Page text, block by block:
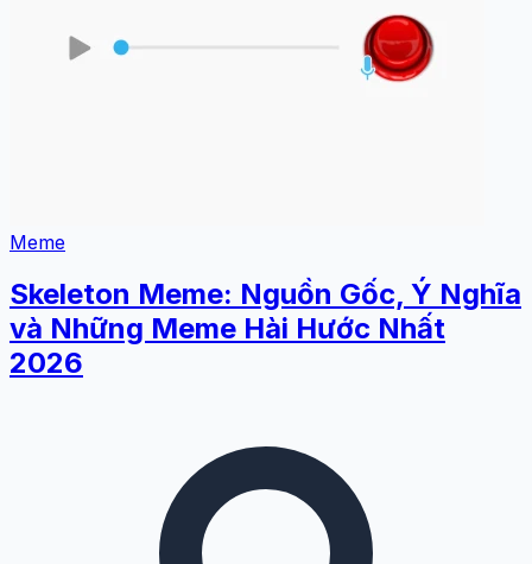
Meme
Skeleton Meme: Nguồn Gốc, Ý Nghĩa
và Những Meme Hài Hước Nhất
2026